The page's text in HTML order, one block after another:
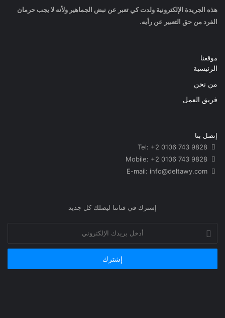
هذه الجريدة الإلكترونية ولدت كي تعبر عن نبض الجماهير ولأنه لا يجب حرمان
الفرد من حق التعبير عن رأيه.
موقعنا
الرئيسية
من نحن
فريق العمل
إتصل بنا
info@deltawy.com
إشترك في قناتنا ليصلك كل جديد
بريدك
الإلكتروني